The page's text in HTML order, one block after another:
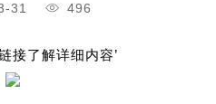
31 496
接了解详细内容’